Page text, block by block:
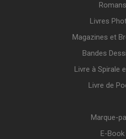
Romans
Livres
Magazines et
Bandes
Livre à Spirale
Livre de
Marque-
E-Book